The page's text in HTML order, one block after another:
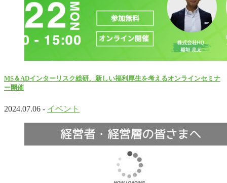
MS＆ADインターリスク総研、新しい福利厚生を考えるオンラインセミナ
ー開催
2024.07.06 - イベント